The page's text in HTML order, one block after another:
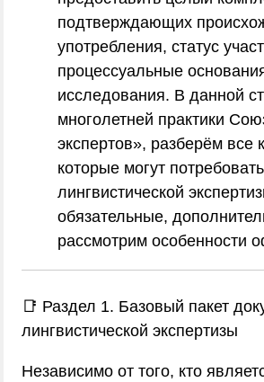
подтверждающих
употребления, статус
процессуальные
исследования. В данной
многолетней практики
экспертов», разберём все
которые могут
лингвистической
обязательные,
рассмотрим особенности
📑 Раздел 1. Базовый пакет
лингвистической экспертизы
Независимо от того, кто